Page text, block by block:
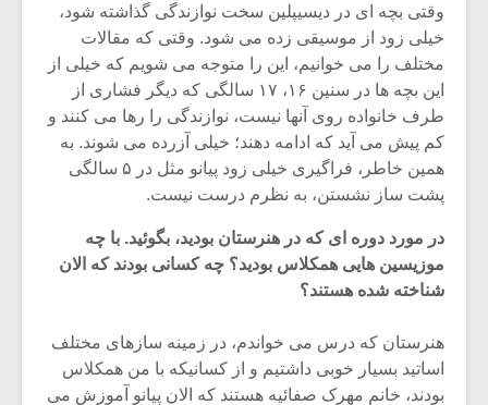
وقتی بچه ای در دیسیپلین سخت نوازندگی گذاشته شود،
خیلی زود از موسیقی زده می شود. وقتی که مقالات
مختلف را می خوانیم، این را متوجه می شویم که خیلی از
این بچه ها در سنین ۱۶، ۱۷ سالگی که دیگر فشاری از
طرف خانواده روی آنها نیست، نوازندگی را رها می کنند و
کم پیش می آید که ادامه دهند؛ خیلی آزرده می شوند. به
همین خاطر، فراگیری خیلی زود پیانو مثل در ۵ سالگی
پشت ساز نشستن، به نظرم درست نیست.
در مورد دوره ای که در هنرستان بودید، بگوئید. با چه
موزیسین هایی همکلاس بودید؟ چه کسانی بودند که الان
شناخته شده هستند؟
هنرستان که درس می خواندم، در زمینه سازهای مختلف
اساتید بسیار خوبی داشتیم و از کسانیکه با من همکلاس
بودند، خانم مهرک صفائیه هستند که الان پیانو آموزش می
میکلوش روژا موریس ژار